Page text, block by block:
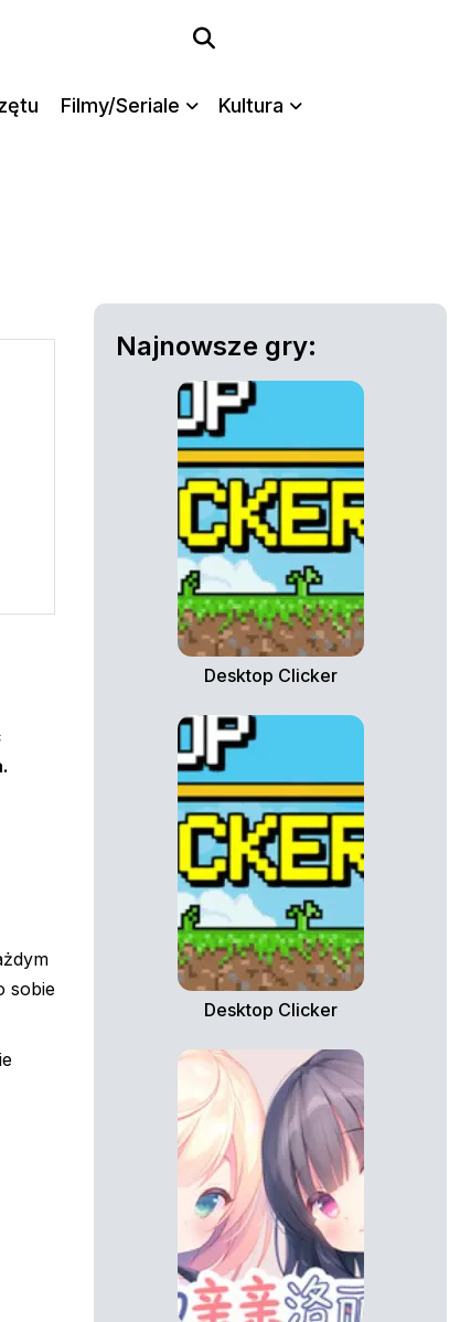
Filmy/Seriale Kultura
sobie
Najnowsze gry:
Desktop Clicker
Desktop Clicker